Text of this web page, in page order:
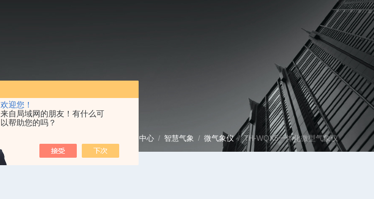
欢迎您！
来自局域网的朋友！有什么可
以帮助您的吗？
产品中心 / 智慧气象 / 微气象仪/ TH-WQX5一体化微型气象仪